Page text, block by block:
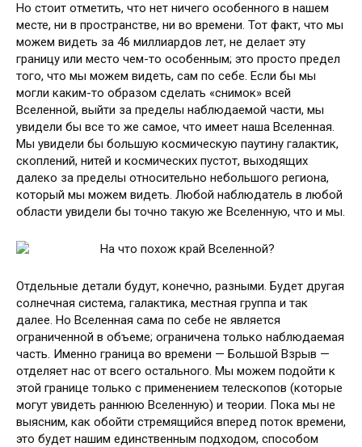
Но стоит отметить, что нет ничего особенного в нашем
месте, ни в пространстве, ни во времени. Тот факт, что мы
можем видеть за 46 миллиардов лет, не делает эту
границу или место чем-то особенным; это просто предел
того, что мы можем видеть, сам по себе. Если бы мы
могли каким-то образом сделать «снимок» всей
Вселенной, выйти за пределы наблюдаемой части, мы
увидели бы все то же самое, что имеет наша Вселенная.
Мы увидели бы большую космическую паутину галактик,
скоплений, нитей и космических пустот, выходящих
далеко за пределы относительно небольшого региона,
который мы можем видеть. Любой наблюдатель в любой
области увидели бы точно такую же Вселенную, что и мы.
Отдельные детали будут, конечно, разными. Будет другая
солнечная система, галактика, местная группа и так
далее. Но Вселенная сама по себе не является
ограниченной в объеме; ограничена только наблюдаемая
часть. Именно граница во времени — Большой Взрыв —
отделяет нас от всего остального. Мы можем подойти к
этой границе только с применением телескопов (которые
могут увидеть раннюю Вселенную) и теории. Пока мы не
выясним, как обойти стремящийся вперед поток времени,
это будет нашим единственным подходом, способом